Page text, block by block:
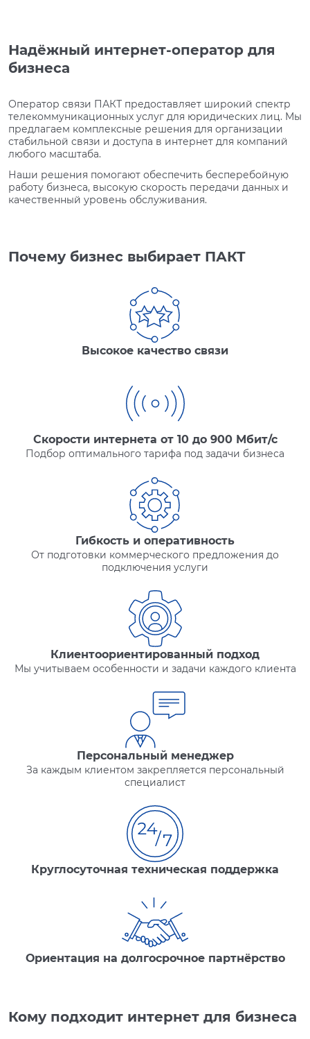
Надёжный интернет-оператор для
бизнеса
Оператор связи ПАКТ предоставляет широкий спектр
телекоммуникационных услуг для юридических лиц. Мы
предлагаем комплексные решения для организации
стабильной связи и доступа в интернет для компаний
любого масштаба.
Наши решения помогают обеспечить бесперебойную
работу бизнеса, высокую скорость передачи данных и
качественный уровень обслуживания.
Почему бизнес выбирает ПАКТ
Высокое качество связи
Скорости интернета от 10 до 900 Мбит/с
Подбор оптимального тарифа под задачи бизнеса
Гибкость и оперативность
От подготовки коммерческого предложения до
подключения услуги
Клиентоориентированный подход
Мы учитываем особенности и задачи каждого клиента
Персональный менеджер
За каждым клиентом закрепляется персональный
специалист
Круглосуточная техническая поддержка
Ориентация на долгосрочное партнёрство
Кому подходит интернет для бизнеса